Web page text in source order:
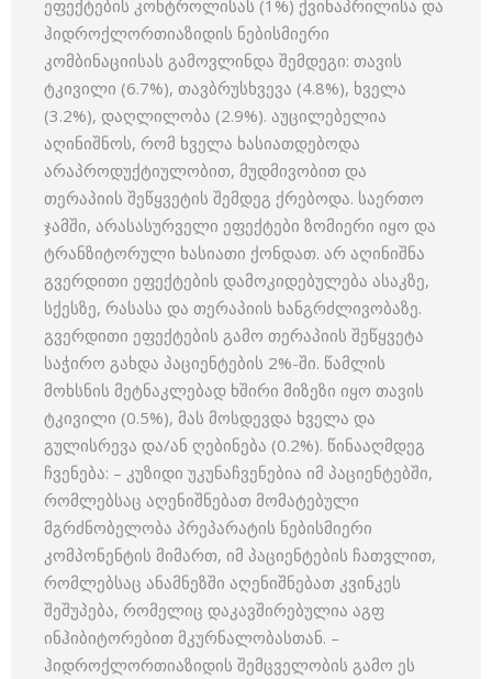
ეფექტების კონტროლისას (1%) ქვინაპრილისა და
ჰიდროქლორთიაზიდის ნებისმიერი
კომბინაციისას გამოვლინდა შემდეგი: თავის
ტკივილი (6.7%), თავბრუსხვევა (4.8%), ხველა
(3.2%), დაღლილობა (2.9%). აუცილებელია
აღინიშნოს, რომ ხველა ხასიათდებოდა
არაპროდუქტიულობით, მუდმივობით და
თერაპიის შეწყვეტის შემდეგ ქრებოდა. საერთო
ჯამში, არასასურველი ეფექტები ზომიერი იყო და
ტრანზიტორული ხასიათი ქონდათ. არ აღინიშნა
გვერდითი ეფექტების დამოკიდებულება ასაკზე,
სქესზე, რასასა და თერაპიის ხანგრძლივობაზე.
გვერდითი ეფექტების გამო თერაპიის შეწყვეტა
საჭირო გახდა პაციენტების 2%-ში. წამლის
მოხსნის მეტნაკლებად ხშირი მიზეზი იყო თავის
ტკივილი (0.5%), მას მოსდევდა ხველა და
გულისრევა და/ან ღებინება (0.2%). წინააღმდეგ
ჩვენება: – კუზიდი უკუნაჩვენებია იმ პაციენტებში,
რომლებსაც აღენიშნებათ მომატებული
მგრძნობელობა პრეპარატის ნებისმიერი
კომპონენტის მიმართ, იმ პაციენტების ჩათვლით,
რომლებსაც ანამნეზში აღენიშნებათ კვინკეს
შეშუპება, რომელიც დაკავშირებულია აგფ
ინჰიბიტორებით მკურნალობასთან. –
ჰიდროქლორთიაზიდის შემცველობის გამო ეს